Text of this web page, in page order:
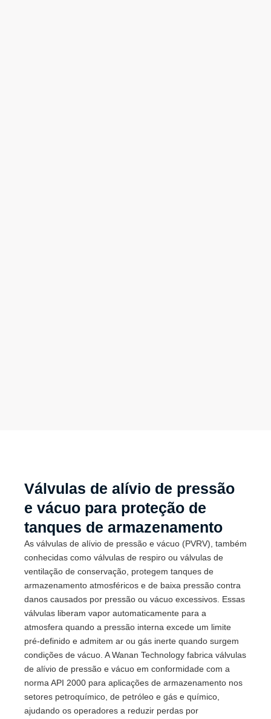
Válvulas de alívio de pressão
e vácuo para proteção de
tanques de armazenamento
As válvulas de alívio de pressão e vácuo (PVRV), também
conhecidas como válvulas de respiro ou válvulas de
ventilação de conservação, protegem tanques de
armazenamento atmosféricos e de baixa pressão contra
danos causados por pressão ou vácuo excessivos. Essas
válvulas liberam vapor automaticamente para a
atmosfera quando a pressão interna excede um limite
pré-definido e admitem ar ou gás inerte quando surgem
condições de vácuo. A Wanan Technology fabrica válvulas
de alívio de pressão e vácuo em conformidade com a
norma API 2000 para aplicações de armazenamento nos
setores petroquímico, de petróleo e gás e químico,
ajudando os operadores a reduzir perdas por